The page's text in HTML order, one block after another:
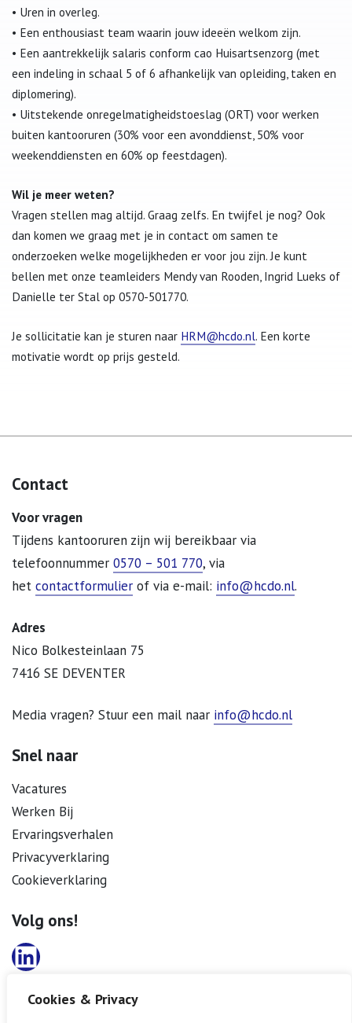
Cookies & Privacy
• Uren in overleg.
• Een enthousiast team waarin jouw ideeën welkom zijn.
• Een aantrekkelijk salaris conform cao Huisartsenzorg (met
een indeling in schaal 5 of 6 afhankelijk van opleiding, taken en
diplomering).
• Uitstekende onregelmatigheidstoeslag (ORT) voor werken
buiten kantooruren (30% voor een avonddienst, 50% voor
weekenddiensten en 60% op feestdagen).
Wil je meer weten?
Vragen stellen mag altijd. Graag zelfs. En twijfel je nog? Ook
dan komen we graag met je in contact om samen te
onderzoeken welke mogelijkheden er voor jou zijn. Je kunt
bellen met onze teamleiders Mendy van Rooden, Ingrid Lueks of
Danielle ter Stal op 0570-501770.
Je sollicitatie kan je sturen naar HRM@hcdo.nl. Een korte
motivatie wordt op prijs gesteld.
Contact
Voor vragen
Tijdens kantooruren zijn wij bereikbaar via
telefoonnummer 0570 – 501 770, via
het contactformulier of via e-mail: info@hcdo.nl.
Adres
Nico Bolkesteinlaan 75
7416 SE DEVENTER
Media vragen? Stuur een mail naar info@hcdo.nl
Snel naar
Vacatures
Werken Bij
Ervaringsverhalen
Privacyverklaring
Cookieverklaring
Volg ons!
LinkedIn